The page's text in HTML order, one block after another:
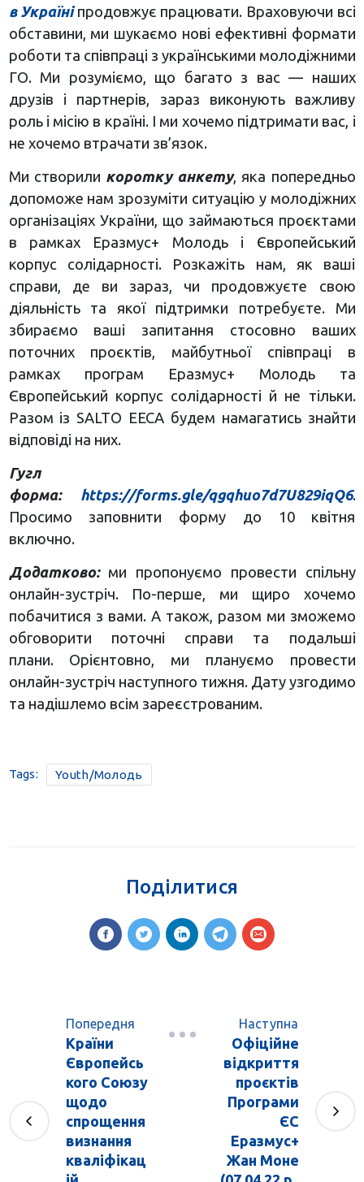
в Україніпродовжує працювати. Враховуючи всі
обставини, ми шукаємо нові ефективні формати
роботи та співпраці з українськими молодіжними
ГО. Ми розуміємо, що багато з вас — наших
друзів і партнерів, зараз виконують важливу
роль і місію в країні. І ми хочемо підтримати вас, і
не хочемо втрачати зв’язок.
Ми створили коротку анкету, яка попередньо
допоможе нам зрозуміти ситуацію у молодіжних
організаціях України, що займаються проєктами
в рамках Еразмус+ Молодь і Європейський
корпус солідарності. Розкажіть нам, як ваші
справи, де ви зараз, чи продовжуєте свою
діяльність та якої підтримки потребуєте. Ми
збираємо ваші запитання стосовно ваших
поточних проєктів, майбутньої співпраці в
рамках програм Еразмус+ Молодь та
Європейський корпус солідарності й не тільки.
Разом із SALTO EECA будем намагатись знайти
відповіді на них.
Гугл
форма: https://forms.gle/qgqhuo7d7U829iqQ6.
Просимо заповнити форму до 10 квітня
включно.
Додатково:ми пропонуємо провести спільну
онлайн-зустріч. По-перше, ми щиро хочемо
побачитися з вами. А також, разом ми зможемо
обговорити поточні справи та подальші
плани. Орієнтовно, ми плануємо провести
онлайн-зустріч наступного тижня. Дату узгодимо
та надішлемо всім зареєстрованим.
Tags: Youth/Молодь
Поділитися
Попередня
Країни
Європейсь
кого Союзу
щодо
спрощення
визнання
кваліфікац
Наступна
Офіційне
відкриття
проєктів
Програми
ЄС
Еразмус+
Жан Моне